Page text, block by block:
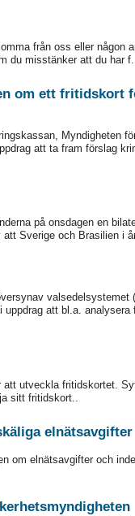
från oss eller någon
du misstänker att du har f..
om ett fritidskort
Myndigheten
att ta fram förslag
på onsdagen en
att Sverige och Brasilien i
valsedelsystemet
att bl.a. analysera
att utveckla fritidskortet.
sitt fritidskort..
elnätsavgifter
om elnätsavgifter och